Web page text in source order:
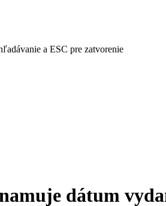
a ESC pre zatvorenie
dátum